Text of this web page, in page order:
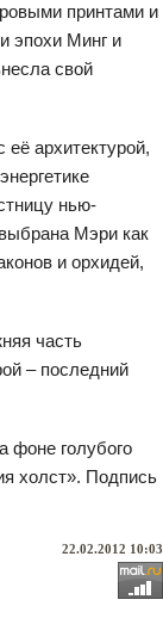
принтами и
эпохи Минг и
свой
архитектурой,
нью-
Мэри как
и орхидей,
часть
– последний
фоне голубого
холст». Подпись
22.02.2012 10:03